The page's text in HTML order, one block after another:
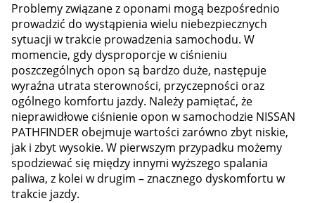
Problemy związane z oponami mogą bezpośrednio
prowadzić do wystąpienia wielu niebezpiecznych
sytuacji w trakcie prowadzenia samochodu. W
momencie, gdy dysproporcje w ciśnieniu
poszczególnych opon są bardzo duże, następuje
wyraźna utrata sterowności, przyczepności oraz
ogólnego komfortu jazdy. Należy pamiętać, że
nieprawidłowe ciśnienie opon w samochodzie NISSAN
PATHFINDER obejmuje wartości zarówno zbyt niskie,
jak i zbyt wysokie. W pierwszym przypadku możemy
spodziewać się między innymi wyższego spalania
paliwa, z kolei w drugim – znacznego dyskomfortu w
trakcie jazdy.